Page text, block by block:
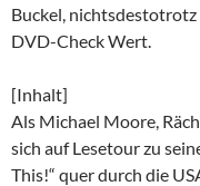
Buckel, nichtsdestotrotz
DVD-Check Wert.
[Inhalt]
Als Michael Moore,
sich auf Lesetour zu
This!“ quer durch die